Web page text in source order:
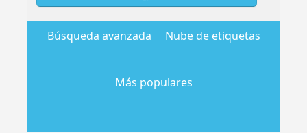
Búsqueda avanzada Nube de etiquetas
Más populares